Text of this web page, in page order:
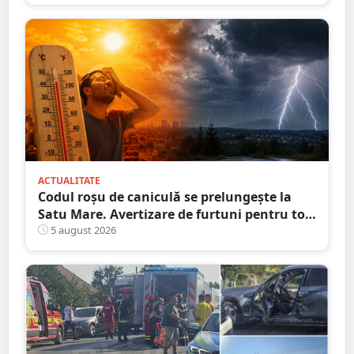
ACTUALITATE
Codul roșu de caniculă se prelungește la
Satu Mare. Avertizare de furtuni pentru tot
județul
5 august 2026